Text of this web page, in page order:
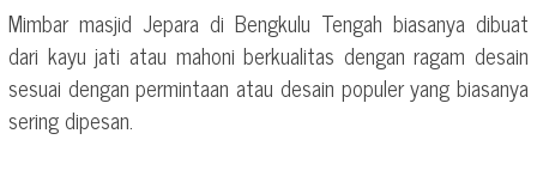
Mimbar masjid Jepara di Bengkulu Tengah biasanya dibuat
dari kayu jati atau mahoni berkualitas dengan ragam desain
sesuai dengan permintaan atau desain populer yang biasanya
sering dipesan.